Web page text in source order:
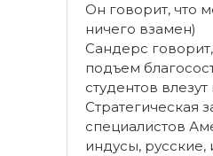
Он говорит, что
ничего взамен)
Сандерс
подъем
студентов
Стратегическая
специалистов
индусы, русские,